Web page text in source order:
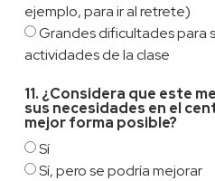
ejemplo, para ir al retrete)
Grandes dificultades para
actividades de la clase
11. ¿Considera que este
sus necesidades en el
mejor forma posible?
Sí
Sí, pero se podría mejorar